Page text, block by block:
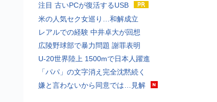
注目 古いPCが復活するUSB
米の人気セク女巡り…和解成立
レアルでの経験 中井卓大が回想
広陵野球部で暴力問題 謝罪表明
U-20世界陸上 1500mで日本人躍進
「パパ」の文字消え完全沈黙続く
嫌と言わないから同意では…見解